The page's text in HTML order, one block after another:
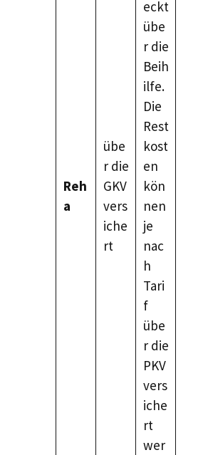
Reh
a
übe
r die
GKV
vers
iche
rt
eckt
übe
r die
Beih
ilfe.
Die
Rest
kost
en
kön
nen
je
nac
h
Tari
f
übe
r die
PKV
vers
iche
rt
wer